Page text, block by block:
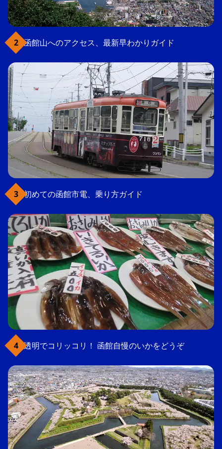
函館山へのアクセス、最新早わかりガイド
初めての函館市電、乗り方ガイド
透明でコリッコリ！ 函館自慢のいかをどうぞ